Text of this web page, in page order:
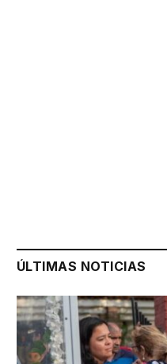
ÚLTIMAS NOTICIAS